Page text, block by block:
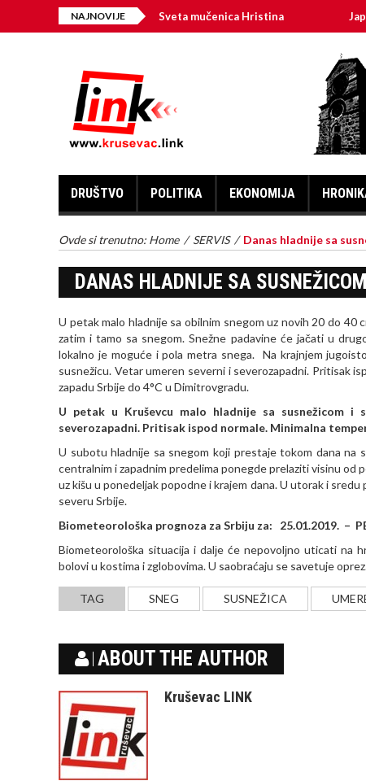
NAJNOVIJESveta mučenica Hristina Japanski
DRUŠTVO POLITIKA EKONOMIJA
Ovde si trenutno: Home / SERVIS / Danas hladnije sa
DANAS HLADNIJE SA
U petak malo hladnije sa obilnim snegom uz novih 20 do
zatim i tamo sa snegom. Snežne padavine će jačati u
lokalno je moguće i pola metra snega. Na krajnjem
susnežicu. Vetar umeren severni i severozapadni. Pritisak
zapadu Srbije do 4°C u Dimitrovgradu.
U petak u Kruševcu malo hladnije sa susnežicom i
severozapadni. Pritisak ispod normale. Minimalna
U subotu hladnije sa snegom koji prestaje tokom dana na
centralnim i zapadnim predelima ponegde prelaziti visinu
uz kišu u ponedeljak popodne i krajem dana. U utorak i
severu Srbije.
Biometeorološka prognoza za Srbiju za: 25.01.2019. –
Biometeorološka situacija i dalјe će nepovolјno uticati na
bolovi u kostima i zglobovima. U saobraćaju se savetuje
TAG SNEG SUSNEŽICA
ABOUT THE AUTHOR
Kruševac LINK